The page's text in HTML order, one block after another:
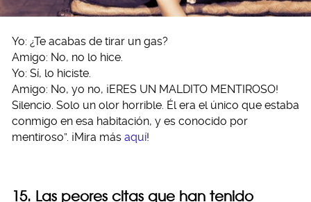
Yo: ¿Te acabas de tirar un gas?
Amigo: No, no lo hice.
Yo: Sí, lo hiciste.
Amigo: No, yo no, ¡ERES UN MALDITO MENTIROSO!
Silencio. Solo un olor horrible. Él era el único que estaba
conmigo en esa habitación, y es conocido por
mentiroso”. ¡Mira más aquí!
15. Las peores citas que han tenido